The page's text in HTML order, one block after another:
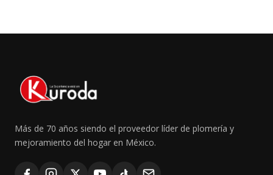
Más de 70 años siendo el proveedor líder de plomería y
mejoramiento del hogar en México.